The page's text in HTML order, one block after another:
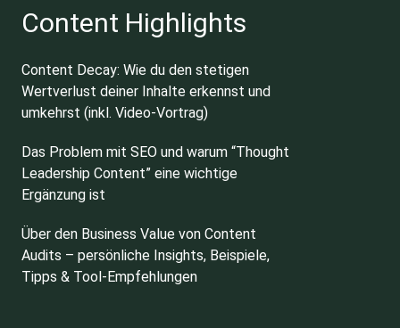
Content Highlights
Content Decay: Wie du den stetigen
Wertverlust deiner Inhalte erkennst und
umkehrst (inkl. Video-Vortrag)
Das Problem mit SEO und warum “Thought
Leadership Content” eine wichtige
Ergänzung ist
Über den Business Value von Content
Audits – persönliche Insights, Beispiele,
Tipps & Tool-Empfehlungen